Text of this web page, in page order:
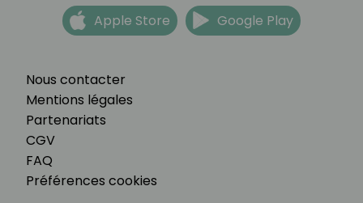
Nous contacter
Mentions légales
Partenariats
CGV
FAQ
Préférences cookies
Apple Store Google Play